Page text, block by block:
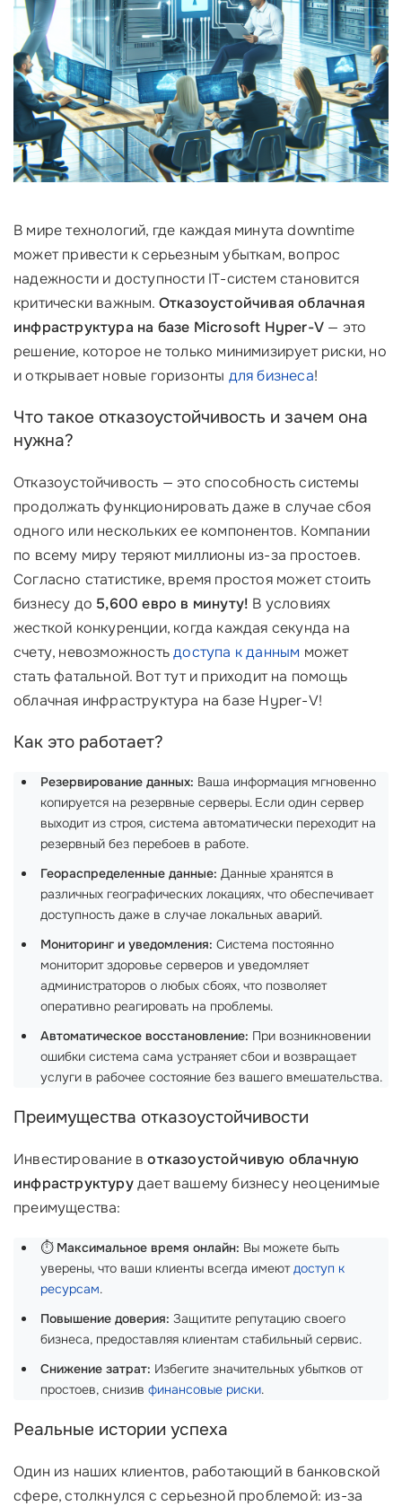
В мире технологий, где каждая минута downtime
может привести к серьезным убыткам, вопрос
надежности и доступности IT-систем становится
критически важным. Отказоустойчивая облачная
инфраструктура на базе Microsoft Hyper-V — это
решение, которое не только минимизирует риски, но
и открывает новые горизонты для бизнеса!
Что такое отказоустойчивость и зачем она
нужна?
Отказоустойчивость — это способность системы
продолжать функционировать даже в случае сбоя
одного или нескольких ее компонентов. Компании
по всему миру теряют миллионы из-за простоев.
Согласно статистике, время простоя может стоить
бизнесу до 5,600 евро в минуту! В условиях
жесткой конкуренции, когда каждая секунда на
счету, невозможностьдоступа к данным может
стать фатальной. Вот тут и приходит на помощь
облачная инфраструктура на базе Hyper-V!
Как это работает?
Резервирование данных: Ваша информация мгновенно
копируется на резервные серверы. Если один сервер
выходит из строя, система автоматически переходит на
резервный без перебоев в работе.
Геораспределенные данные: Данные хранятся в
различных географических локациях, что обеспечивает
доступность даже в случае локальных аварий.
Мониторинг и уведомления: Система постоянно
мониторит здоровье серверов и уведомляет
администраторов о любых сбоях, что позволяет
оперативно реагировать на проблемы.
Автоматическое восстановление: При возникновении
ошибки система сама устраняет сбои и возвращает
услуги в рабочее состояние без вашего вмешательства.
Преимущества отказоустойчивости
Инвестирование вотказоустойчивую облачную
инфраструктурудает вашему бизнесу неоценимые
преимущества:
⏱️ Максимальное время онлайн: Вы можете быть
уверены, что ваши клиенты всегда имеютдоступ к
ресурсам.
Повышение доверия: Защитите репутацию своего
бизнеса, предоставляя клиентам стабильный сервис.
Снижение затрат: Избегите значительных убытков от
простоев, снизив финансовые риски.
Реальные истории успеха
Один из наших клиентов, работающий в банковской
сфере, столкнулся с серьезной проблемой: из-за